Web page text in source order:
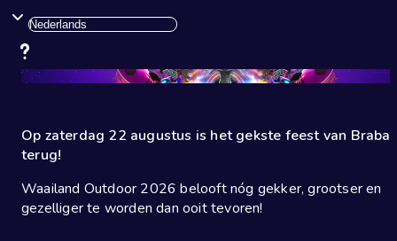
Op zaterdag 22 augustus is het gekste feest van
terug!
Waailand Outdoor 2026 belooft nóg gekker, grootser en
gezelliger te worden dan ooit tevoren!